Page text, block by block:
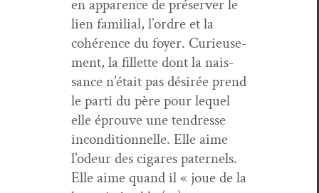
en apparence de préserv­er le
lien famil­ial, l’ordre et la
cohérence du foy­er. Curieuse­
ment, la fil­lette dont la nais­
sance n’était pas désirée prend
le par­ti du père pour lequel
elle éprou­ve une ten­dresse
incon­di­tion­nelle. Elle aime
l’odeur des cig­a­res pater­nels.
Elle aime quand il « joue de la